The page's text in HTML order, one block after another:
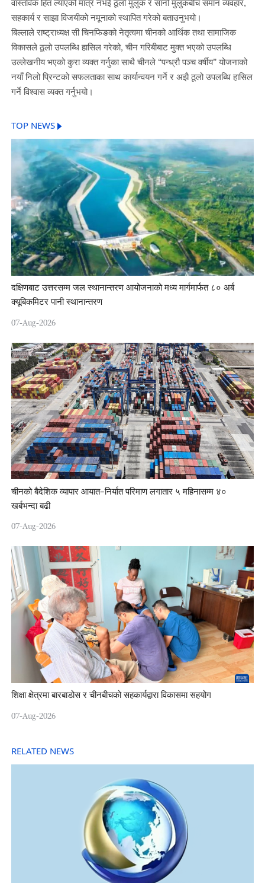
वास्तविक हित ल्याएको मात्र नभई ठूलो मुलुक र सानो मुलुकबीच समान व्यवहार,
सहकार्य र साझा विजयीको नमूनाको स्थापित गरेको बताउनुभयो।
बिल्लाले राष्ट्राध्यक्ष सी चिनफिङको नेतृत्वमा चीनको आर्थिक तथा सामाजिक
विकासले ठूलो उपलब्धि हासिल गरेको, चीन गरिबीबाट मुक्त भएको उपलब्धि
उल्लेखनीय भएको कुरा व्यक्त गर्नुका साथै चीनले “पन्ध्रौ पञ्च वर्षीय” योजनाको
नयाँ निलो प्रिन्टको सफलताका साथ कार्यान्वयन गर्ने र अझै ठूलो उपलब्धि हासिल
गर्ने विश्वास व्यक्त गर्नुभयो।
TOP NEWS
दक्षिणबाट उत्तरसम्म जल स्थानान्तरण आयोजनाको मध्य मार्गमार्फत ८० अर्ब
क्यूबिकमिटर पानी स्थानान्तरण
07-Aug-2026
चीनको बैदेशिक व्यापार आयात–निर्यात परिमाण लगातार ५ महिनासम्म ४०
खर्बभन्दा बढी
07-Aug-2026
शिक्षा क्षेत्रमा बारबाडोस र चीनबीचको सहकार्यद्वारा विकासमा सहयोग
07-Aug-2026
RELATED NEWS